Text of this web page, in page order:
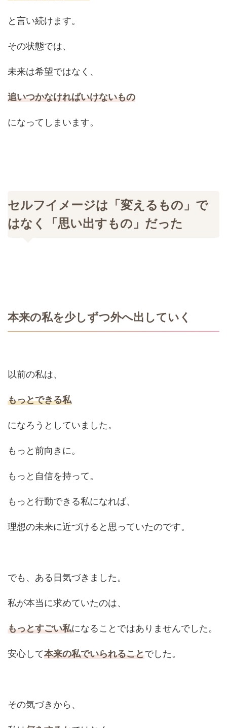
と言い続けます。
その状態では、
未来は希望ではなく、
追いつかなければいけないもの
になってしまいます。
セルフイメージは「変えるもの」で
はなく「思い出すもの」だった
本来の私を少しずつ外へ出していく
以前の私は、
もっとできる私
になろうとしていました。
もっと前向きに。
もっと自信を持って。
もっと行動できる私になれば、
理想の未来に近づけると思っていたのです。
でも、ある日気づきました。
私が本当に求めていたのは、
もっとすごい私になることではありませんでした。
安心して本来の私でいられることでした。
その気づきから、